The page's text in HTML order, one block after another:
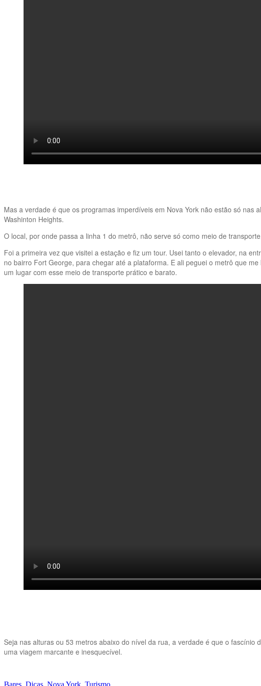
Mas a verdade é que os programas imperdíveis em Nova York não estão só
Washinton Heights.
O local, por onde passa a linha 1 do metrô, não serve só como meio de
Foi a primeira vez que visitei a estação e fiz um tour. Usei tanto o elevador, na
no bairro Fort George, para chegar até a plataforma. E ali peguei o metrô que
um lugar com esse meio de transporte prático e barato.
Seja nas alturas ou 53 metros abaixo do nível da rua, a verdade é que o fascínio
uma viagem marcante e inesquecível.
Bares Dicas Nova York Turismo